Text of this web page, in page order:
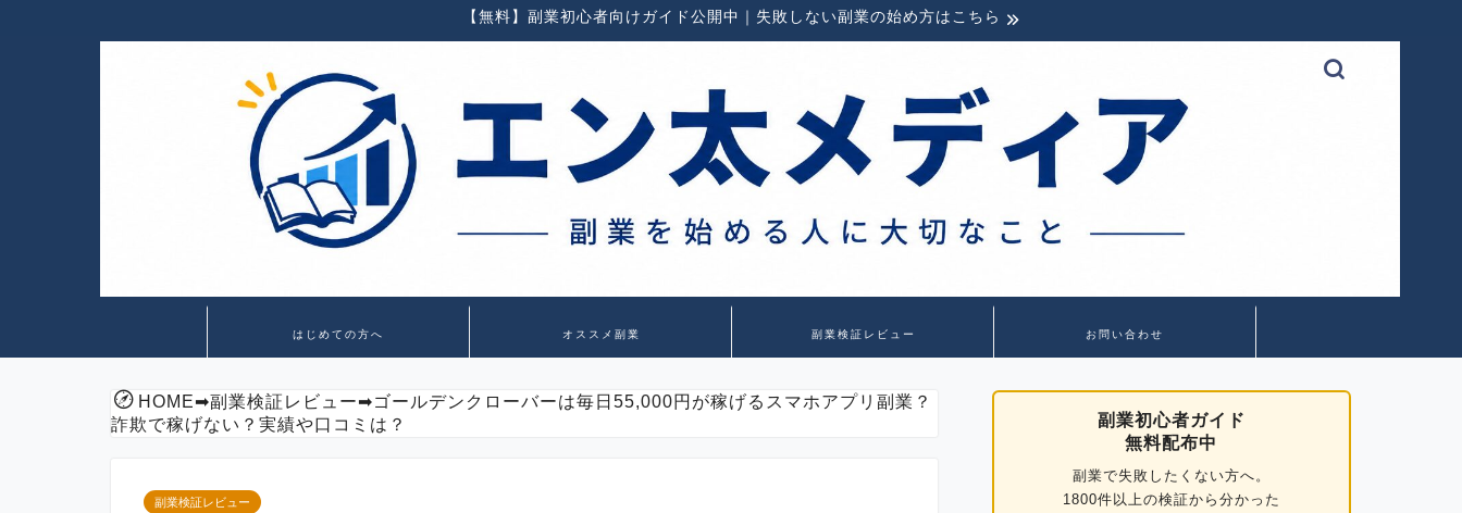
【無料】副業初心者向けガイド公開中｜失敗しない副業の始め方はこちら
はじめての方へ オススメ副業 副業検証レビュー お問い合わせ
HOME➡副業検証レビュー➡ゴールデンクローバーは毎日55,000円が稼げるスマホアプリ副業？
詐欺で稼げない？実績や口コミは？
副業検証レビュー
副業初心者ガイド
無料配布中
副業で失敗したくない方へ。
1800件以上の検証から分かった